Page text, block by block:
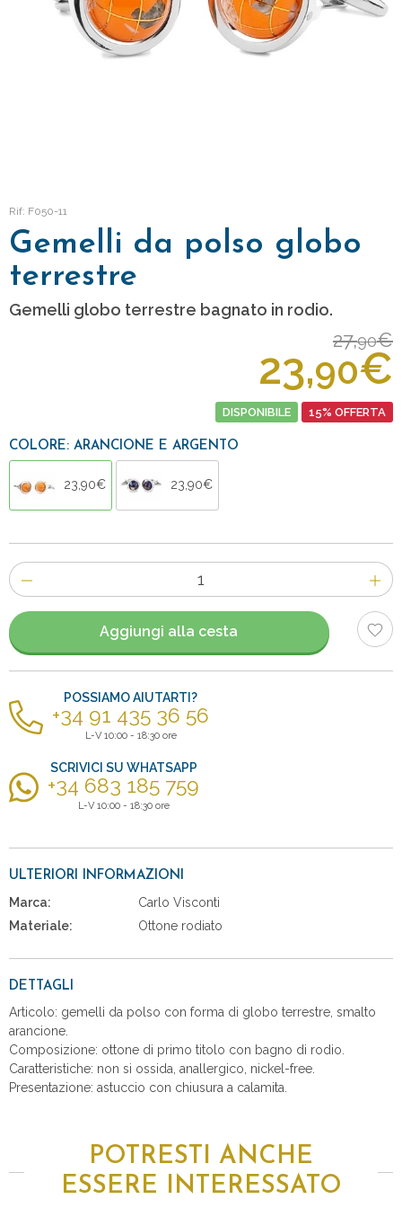
Rif: F050-11
Gemelli da polso globo
terrestre
Gemelli globo terrestre bagnato in rodio.
27,90€
23,90€
DISPONIBILE 15% OFFERTA
COLORE: ARANCIONE E ARGENTO
23,90€ 23,90€
Numero
di
articoli
Aggiungi alla cesta
POSSIAMO AIUTARTI?
+34 91 435 36 56
L-V 10:00 - 18:30 ore
SCRIVICI SU WHATSAPP
+34 683 185 759
L-V 10:00 - 18:30 ore
ULTERIORI INFORMAZIONI
Marca:
Carlo Visconti
Materiale:
Ottone rodiato
DETTAGLI
Articolo: gemelli da polso con forma di globo terrestre, smalto
arancione.
Composizione: ottone di primo titolo con bagno di rodio.
Caratteristiche: non si ossida, anallergico, nickel-free.
Presentazione: astuccio con chiusura a calamita.
POTRESTI ANCHE
ESSERE INTERESSATO